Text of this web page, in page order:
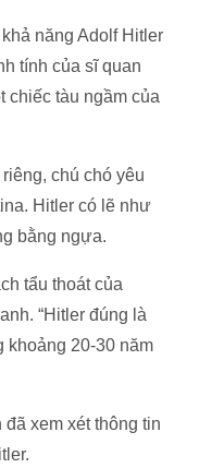
năng Adolf Hitler
tính của sĩ quan
chiếc tàu ngầm của
chú chó yêu
Hitler có lẽ như
bằng ngựa.
tẩu thoát của
“Hitler đúng là
khoảng 20-30 năm
xem xét thông tin